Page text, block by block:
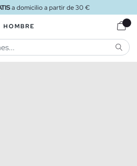
a domicilio a partir de 30 €
HOMBRE